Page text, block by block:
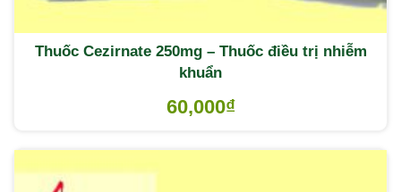
Thuốc Cezirnate 250mg – Thuốc điều trị nhiễm
khuẩn
60,000₫